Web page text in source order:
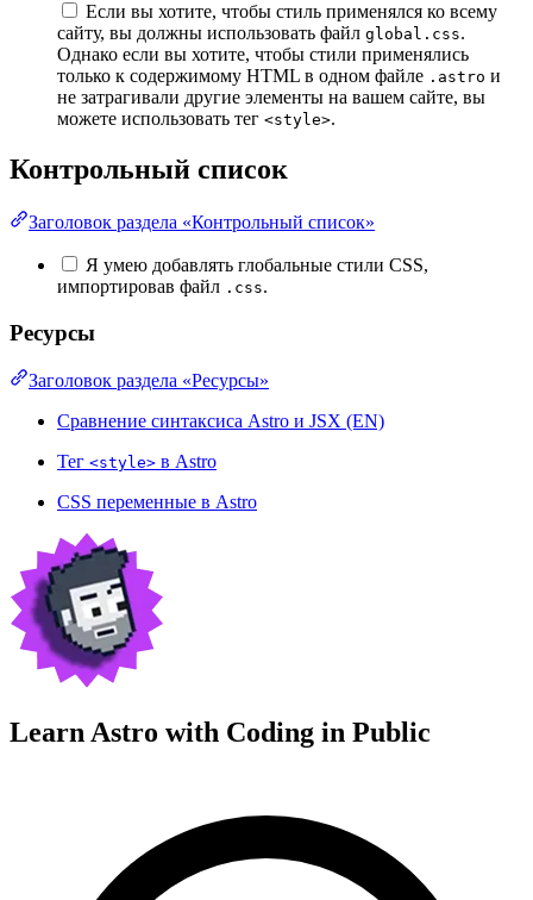
Если вы хотите, чтобы стиль применялся ко всему
сайту, вы должны использовать файл global.css.
Однако если вы хотите, чтобы стили применялись
только к содержимому HTML в одном файле .astro и
не затрагивали другие элементы на вашем сайте, вы
можете использовать тег <style>.
Контрольный список
Заголовок раздела «Контрольный список»
Я умею добавлять глобальные стили CSS,
импортировав файл .css.
Ресурсы
Заголовок раздела «Ресурсы»
Сравнение синтаксиса Astro и JSX (EN)
Тег <style> в Astro
CSS переменные в Astro
Learn Astro with Coding in Public